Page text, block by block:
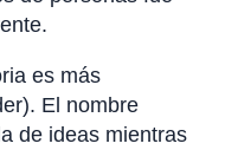
es más
El nombre
de ideas mientras